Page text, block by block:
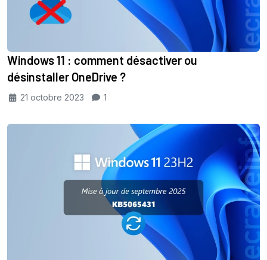
Windows 11 : comment désactiver ou
désinstaller OneDrive ?
21 octobre 2023 1